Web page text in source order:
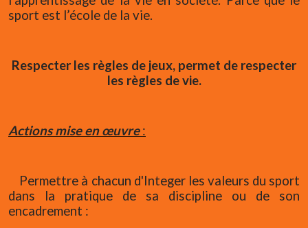
sport est l’école de la vie.
Respecter les règles de jeux, permet de respecter
les règles de vie.
Actions mise en œuvre:
Permettre à chacun d'Integer les valeurs du sport
dans la pratique de sa discipline ou de son
encadrement :